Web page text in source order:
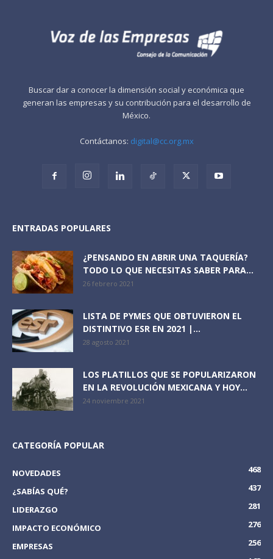
Buscar dar a conocer la dimensión social y económica que
generan las empresas y su contribución para el desarrollo de
México.
Contáctanos: digital@cc.org.mx
ENTRADAS POPULARES
¿PENSANDO EN ABRIR UNA TAQUERÍA?
TODO LO QUE NECESITAS SABER PARA...
26 febrero 2021
LISTA DE PYMES QUE OBTUVIERON EL
DISTINTIVO ESR EN 2021 |...
28 agosto 2021
LOS PLATILLOS QUE SE POPULARIZARON
EN LA REVOLUCIÓN MEXICANA Y HOY...
24 noviembre 2021
CATEGORÍA POPULAR
NOVEDADES
468
¿SABÍAS QUÉ?
437
LIDERAZGO
281
IMPACTO ECONÓMICO
276
EMPRESAS
256